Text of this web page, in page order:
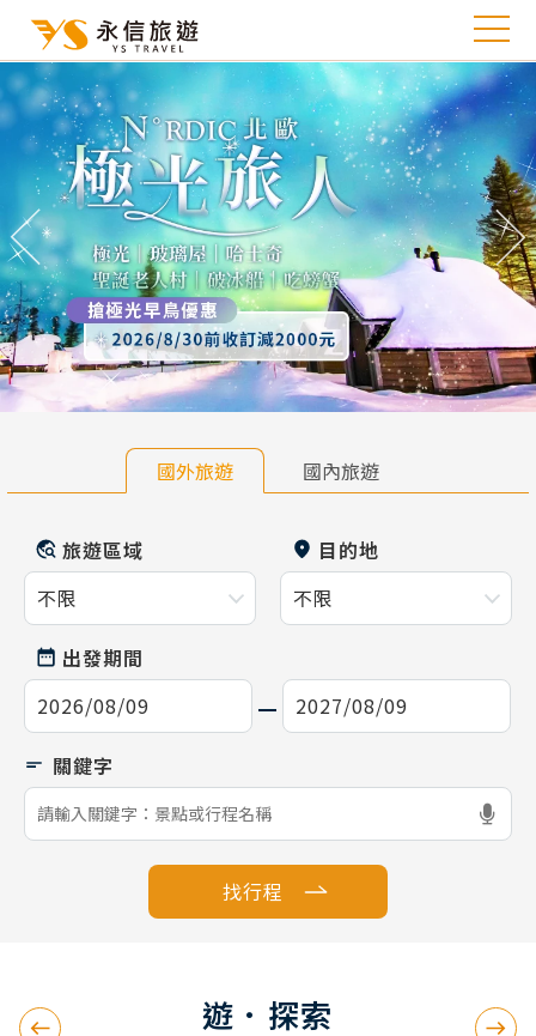
往前 往
國外旅遊 國內旅遊
旅遊區域 目的地
出發期間
找行程
遊．探索